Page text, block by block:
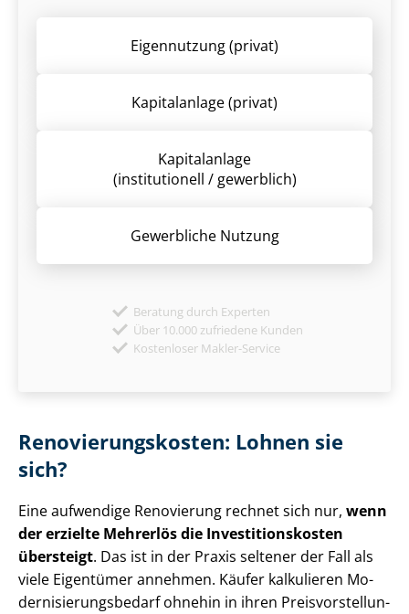
Eigennutzung (privat)
Kapitalanlage (privat)
Kapitalanlage
(institutionell / gewerblich)
Gewerbliche Nutzung
Beratung durch Experten
Über 10.000 zufriedene Kunden
Kostenloser Makler-Service
Re­no­vie­rungs­kos­ten: Lohnen sie
sich?
Eine aufwendige Renovierung rechnet sich nur, wenn
der erzielte Mehrerlös die In­ves­ti­ti­ons­kos­ten
übersteigt. Das ist in der Praxis seltener der Fall als
viele Eigentümer annehmen. Käufer kalkulieren Mo­
der­ni­sie­rungs­be­darf ohnehin in ihren Preis­vor­stel­lun­